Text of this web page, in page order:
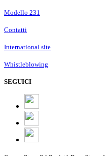
Modello 231
Contatti
International site
Whistleblowing
SEGUICI